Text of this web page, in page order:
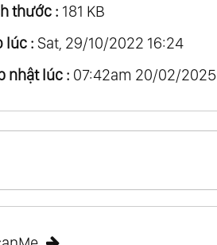
thước : 181 KB
lúc : Sat, 29/10/2022 16:24
nhật lúc : 07:42am 20/02/2025